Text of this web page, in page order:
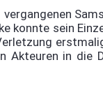
konnte sein
in die